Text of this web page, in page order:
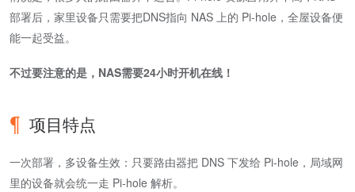
部署后，家里设备只需要把DNS指向 NAS 上的 Pi-hole，全屋设备便
能一起受益。
不过要注意的是，NAS需要24小时开机在线！
项目特点
一次部署，多设备生效：只要路由器把 DNS 下发给 Pi-hole，局域网
里的设备就会统一走 Pi-hole 解析。